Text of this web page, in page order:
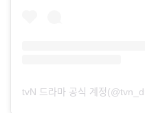
tvN 드라마 공식